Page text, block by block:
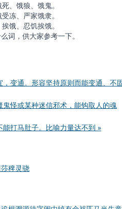
、饿狼、饿鬼。
冻、严家饿隶。
饿、忍饥挨饿。
词，供大家参考一下。
变通。形容坚持原则而能变通、不
怪或某种迷信邪术，能钩取人的魂
打马肚子。比喻力量达不到 »
莎稗灵骁